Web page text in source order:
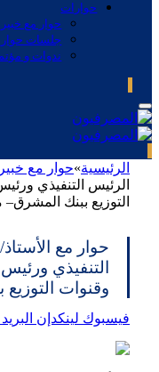
حوارات
حوار مع خبير
جلسات
ندوات و
الرئيسية»حوار مع خبير
الرئيس التنفيذي
التوزيع ببنك
حوار مع
التنفيذي
وقنوات
فيسبوك لينكدإن